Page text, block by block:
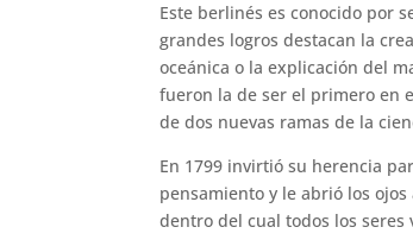
Este berlinés es conocido por
grandes logros destacan la
oceánica o la explicación del
fueron la de ser el primero en
de dos nuevas ramas de la
En 1799 invirtió su herencia
pensamiento y le abrió los
dentro del cual todos los